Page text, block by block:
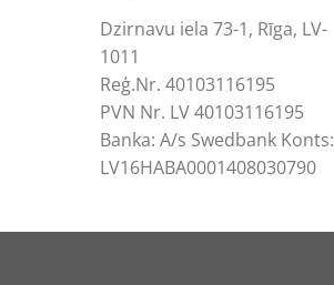
experience.
Dzirnavu iela 73-1, Rīga, LV-
1011
Reģ.Nr. 40103116195
PVN Nr. LV 40103116195
Banka: A/s Swedbank Konts:
LV16HABA0001408030790